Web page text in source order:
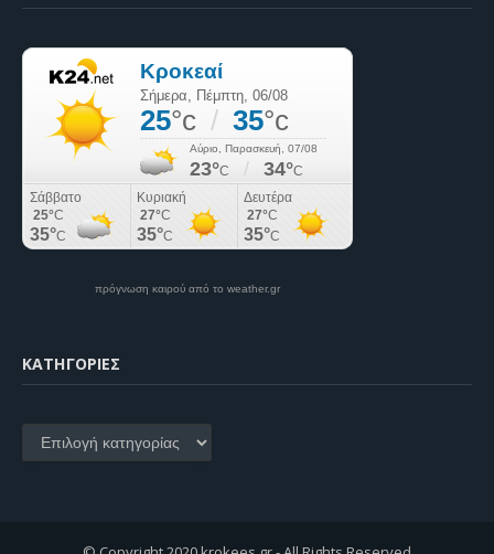
πρόγνωση καιρού από το weather.gr
KΑΤΗΓΟΡΊΕΣ
Kατηγορίες